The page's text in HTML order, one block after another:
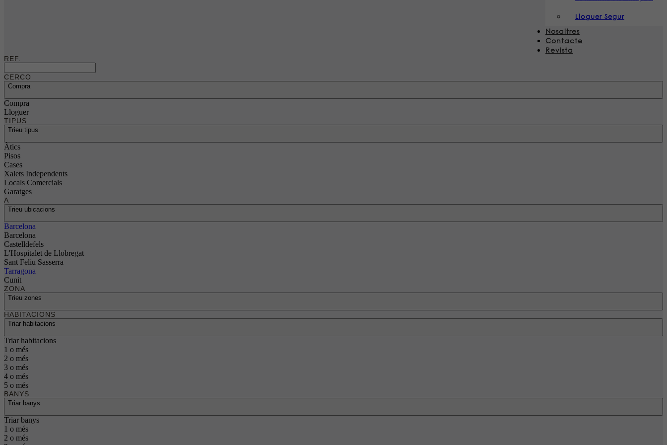
Lloguer Segur
Nosaltres
Contacte
Revista
REF.
CERCO
Compra
Compra
Lloguer
TIPUS
Trieu tipus
Àtics
Pisos
Cases
Xalets Independents
Locals Comercials
Garatges
A
Trieu ubicacions
Barcelona
Barcelona
Castelldefels
L'Hospitalet de Llobregat
Sant Feliu Sasserra
Tarragona
Cunit
ZONA
Trieu zones
HABITACIONS
Triar habitacions
Triar habitacions
1 o més
2 o més
3 o més
4 o més
5 o més
BANYS
Triar banys
Triar banys
1 o més
2 o més